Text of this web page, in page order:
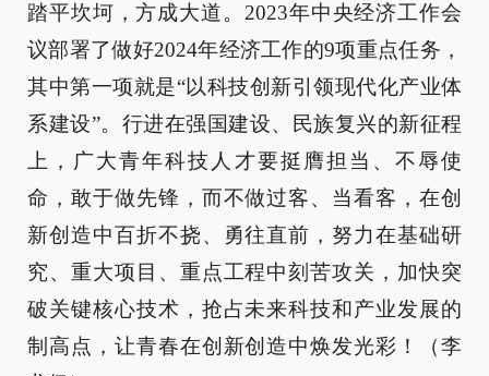
踏平坎坷，方成大道。2023年中央经济工作会
议部署了做好2024年经济工作的9项重点任务，
其中第一项就是“以科技创新引领现代化产业体
系建设”。行进在强国建设、民族复兴的新征程
上，广大青年科技人才要挺膺担当、不辱使
命，敢于做先锋，而不做过客、当看客，在创
新创造中百折不挠、勇往直前，努力在基础研
究、重大项目、重点工程中刻苦攻关，加快突
破关键核心技术，抢占未来科技和产业发展的
制高点，让青春在创新创造中焕发光彩！（李